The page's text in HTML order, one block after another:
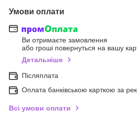
Умови оплати
Ви отримаєте замовлення
або гроші повернуться на вашу
Детальніше
Післяплата
Оплата банківською карткою за
Всі умови оплати